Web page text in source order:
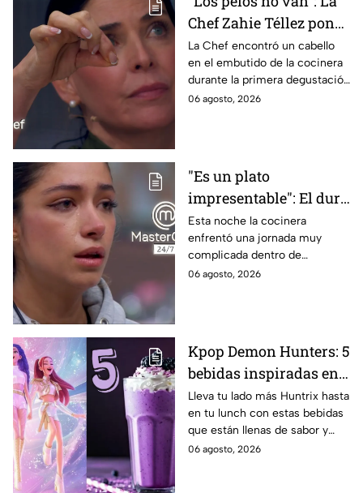
Chef Zahie Téllez pone
en evidencia a Carmen
en la gala de mandiles
negros de MasterChef
24/7
La Chef encontró un cabello
en el embutido de la cocinera
durante la primera degustación
de la noche
06 agosto, 2026
"Es un plato
impresentable": El duro
regaño que hizo llorar a
Michelle dentro de
MasterChef 24/7
Esta noche la cocinera
enfrentó una jornada muy
complicada dentro de
MasterChef 24/7.
06 agosto, 2026
Kpop Demon Hunters: 5
bebidas inspiradas en
las guerreras Huntrix
para llevar a la escuela
este regreso a clases
2026; son saludables y
Lleva tu lado más Huntrix hasta
en tu lunch con estas bebidas
que están llenas de sabor y
frescura.
06 agosto, 2026